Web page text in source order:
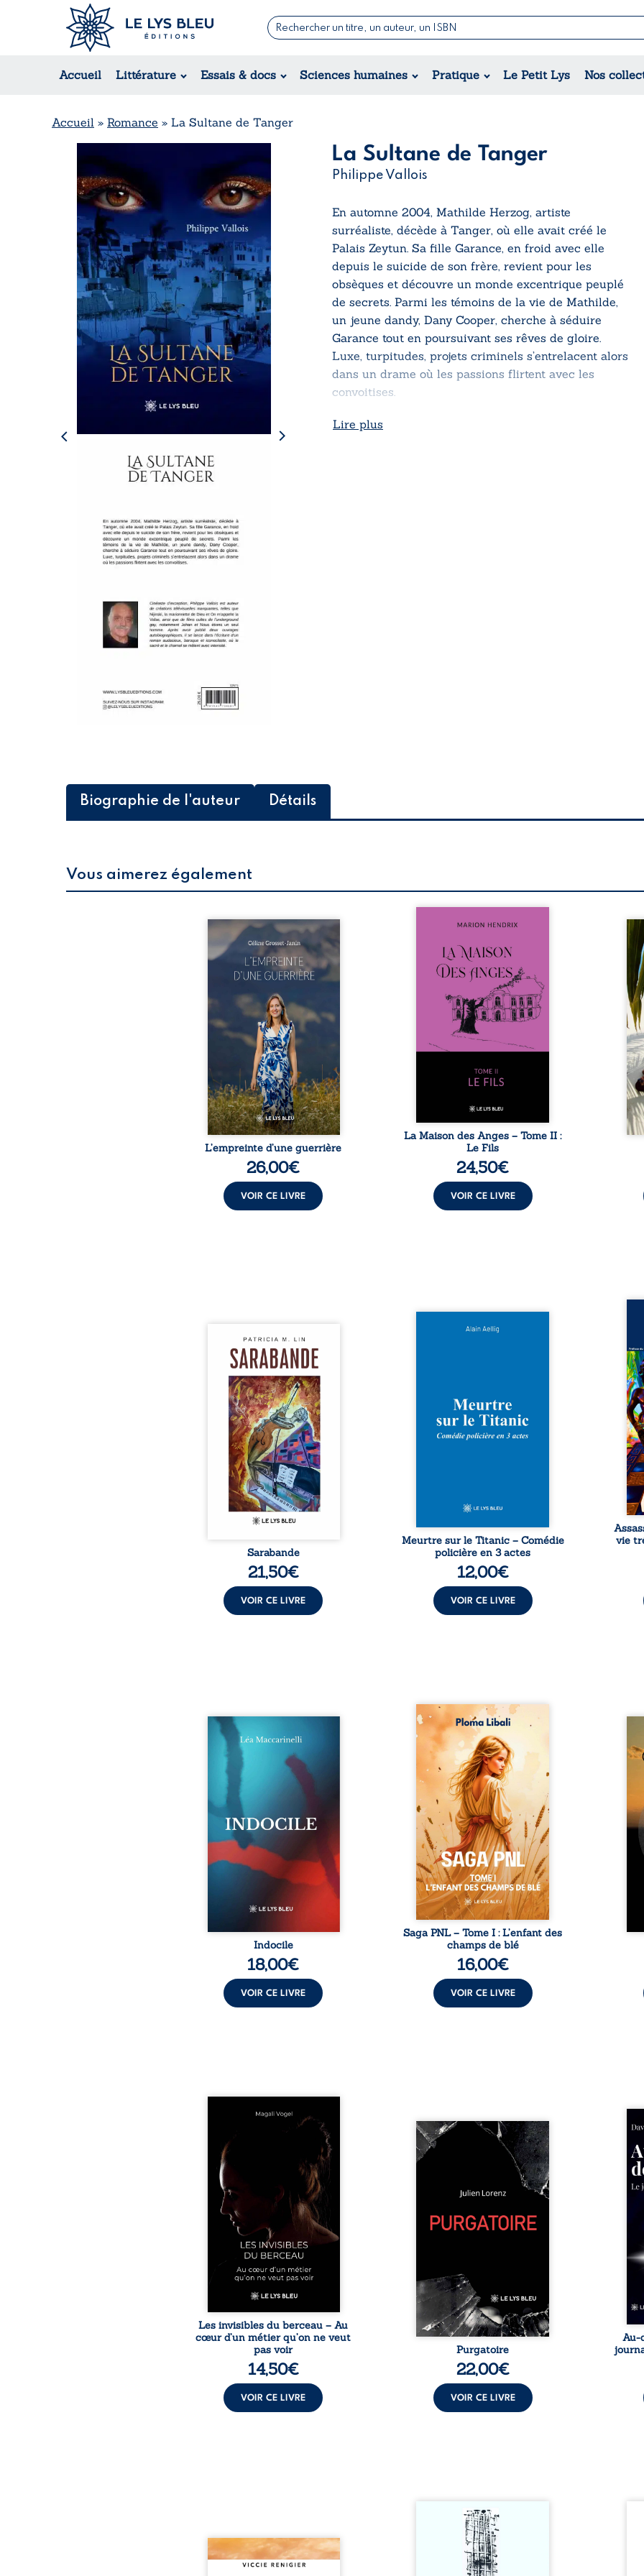
Accueil Littérature Essais & docs Sciences humaines Pratique Le Petit Lys Nos
Romans
Suspense / Thriller / Policier
Romance
Jeunesse
Théâtre
Accueil » Romance » La Sultane de Tanger
La Sultane de Tanger
Philippe Vallois
En automne 2004, Mathilde Herzog, artiste
surréaliste, décède à Tanger, où elle avait créé le
Palais Zeytun. Sa fille Garance, en froid avec elle
depuis le suicide de son frère, revient pour les
obsèques et découvre un monde excentrique peuplé
de secrets. Parmi les témoins de la vie de Mathilde,
un jeune dandy, Dany Cooper, cherche à séduire
Garance tout en poursuivant ses rêves de gloire.
Luxe, turpitudes, projets criminels s’entrelacent alors
dans un drame où les passions flirtent avec les
convoitises.
Lire plus
Biographie de l'auteur Détails
Vous aimerez également
Que reste-t-il de l’enfance
lorsque la maladie impose ses
propres règles ? L’empreinte
d’une guerrière livre, sans
détour, le récit d’un quotidien
bouleversé par la maladie
chronique, l’errance médicale
et de longues hospitalisations.
L’auteure y raconte ce que les
dossiers médicaux taisent : la
peur, l’isolement, l’épuisement
et le sentiment de ne pas ...
L’empreinte d’une guerrière
26,00€
VOIR CE LIVRE
Nous sommes en 1979, soit 15
patriarche Anatole-Eustache.
La famille devra affronter non
seulement un inconnu qui rôde
autour du domaine et dont
Firmin, le fidèle majordome,
redoute les visites, le passé
encombrant d’Anatole-
Eustache, la malédiction
familiale, mais aussi la toute-
puissance de Gauthier. Mais
comment dompter cet enfant
avant qu’il ...
La Maison des Anges – Tome II :
Le Fils
24,50€
VOIR CE LIVRE
Au
eux,
Aux chants crépitants de l’été,
Sous le silence ouaté de la
neige en hiver, Au cours de
nuits pâles, Dans la clarté
bienveillante de la lune, Rêves,
pensées, révoltes et espoirs…
Des mots s’assemblent, colorés,
rebelles aux règles de la
poésie, mais chantant en
rythme. Ils forment une
sarabande, passionnée souvent,
Sarabande
21,50€
VOIR CE LIVRE
Et si le naufrage n’avait pas
les profondeurs de l’Atlantique.
Sept décennies plus tard, la
découverte de l’épave fait
resurgir un secret que l’on
Meurtre sur le Titanic – Comédie
policière en 3 actes
12,00€
VOIR CE LIVRE
La
de
qui
vie
Quatre parties. Quatre refus.
Quatre visages d’une existence
en friction. Entre les silences
qu’on ne déchiffre pas, les
amours qu’on dérange, les
corps qu’on administre et les
liens qu’on sabote, cet ouvrage
parle à celles et ceux qui
vivent trop fort, trop vrai, trop
tôt. Indocile est une traversée.
Une langue nue. Une
insurrection calme. Une
déclaration d’existence pour ...
Indocile
18,00€
VOIR CE LIVRE
Autrefois, les champs
d’Atlantis vibraient sous le
vent et les enfants couraient
dans les blés. Puis la couronne
plia le genou, livrant son
peuple à l’ombre d’Ivorny. À
Atove, Luwel aurait pu
disparaître dans les ruines de
son destin ; pourtant, sous les
pierres d’un temple oublié, des
rebelles lui tendirent la main.
Parmi eux, Atos, général sans
trône mais habité par ...
Saga PNL – Tome I : L’enfant des
champs de blé
16,00€
VOIR CE LIVRE
les
les
Qui prend soin de celles et
ceux auxquels nous confions
nos enfants ? Derrière la
douceur apparente des
maisons d’accueil se joue une
réalité que nul ne soupçonne :
rémunérations dérisoires,
solitude, épuisement,
responsabilités écrasantes… À
travers des témoignages
saisissants et sa propre
expérience, Magali Vogel lève
le voile sur les coulisses d’une ...
Les invisibles du berceau – Au
cœur d’un métier qu’on ne veut
pas voir
14,50€
VOIR CE LIVRE
Vingt années d’écriture, de
blessures, d’émotions et de
pensées se rencontrent dans
ce recueil profondément
intime. Entre nouvelles
autobiographiques, poèmes
philosophiques, chaque texte
ouvre une porte sur
être choisie au hasard, comme
une rencontre inattendue sur
le chemin de la vie. ...
Purgatoire
22,00€
VOIR CE LIVRE
Né
la
ses
prix
les
Au-
Revenge est à la tête des
Diamond’s, un clan de motards
Sommes-nous vraiment libres
si chacun de nos actes s’inscrit
dans une chaîne de causes ? À
travers une confrontation
entre les pensées d’Emmanuel
Je